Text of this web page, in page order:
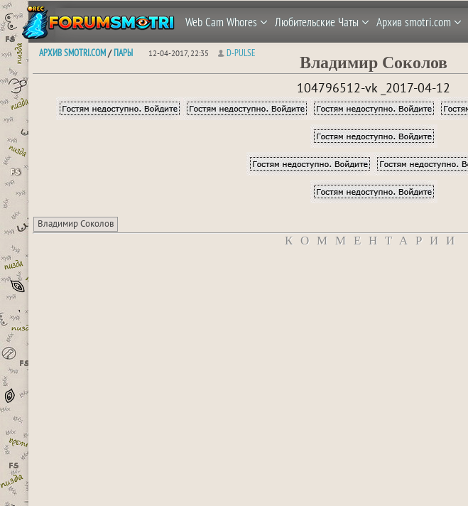
Web Cam Whores Любительские Чаты Архив smotri.com
АРХИВ SMOTRI.COM/ПАРЫ 12-04-2017, 22:35 D-PULSE
Владимир Соколов
104796512-vk _2017-04-12
Владимир Соколов
КОММЕНТАРИИ